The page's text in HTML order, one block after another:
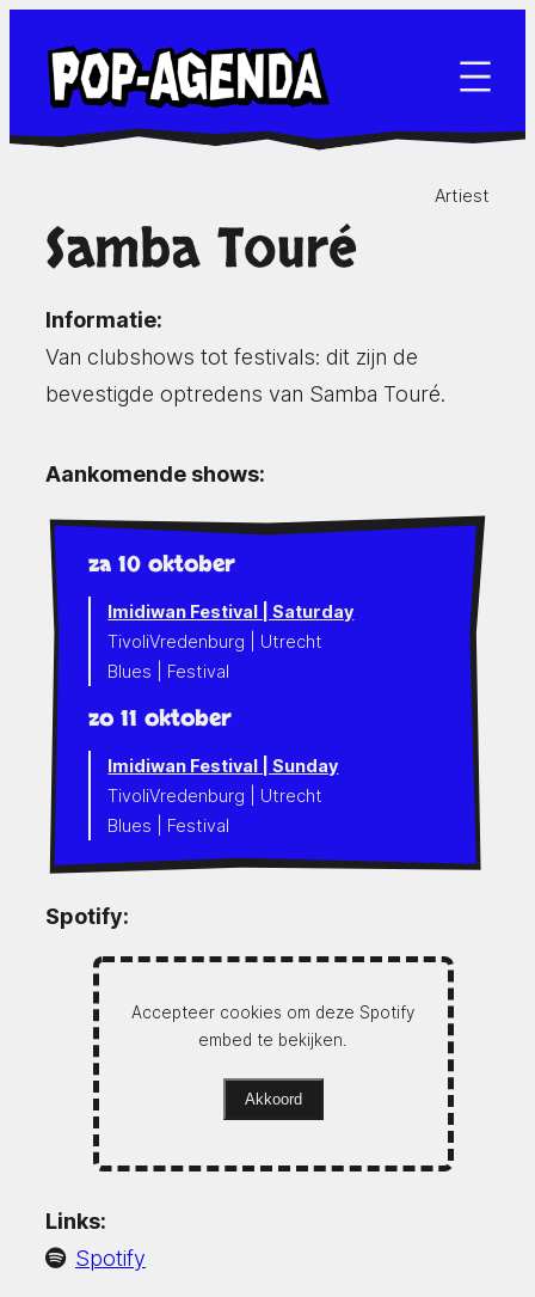
naar
inhoud
Artiest
Samba Touré
Informatie:
Van clubshows tot festivals: dit zijn de
bevestigde optredens van Samba Touré.
Aankomende shows:
za 10 oktober
Imidiwan Festival | Saturday
TivoliVredenburg | Utrecht
Blues | Festival
zo 11 oktober
Imidiwan Festival | Sunday
TivoliVredenburg | Utrecht
Blues | Festival
Spotify:
Accepteer cookies om deze Spotify
embed te bekijken.
Akkoord
Links:
Spotify